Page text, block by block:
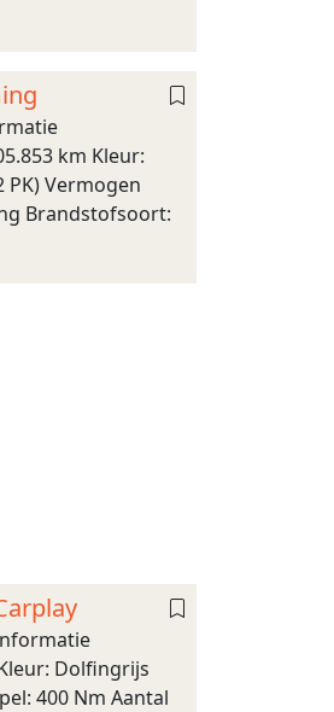
km Kleur:
Vermogen
Brandstofsoort:
Dolfingrijs
400 Nm Aantal